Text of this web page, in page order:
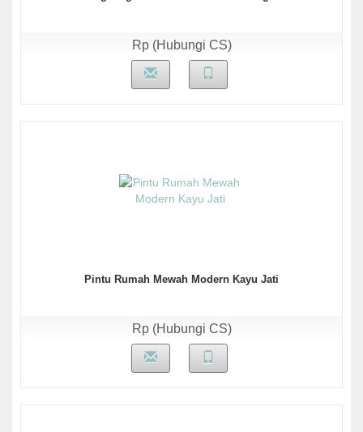
Rp (Hubungi CS)
Pintu Rumah Mewah Modern Kayu Jati
Rp (Hubungi CS)